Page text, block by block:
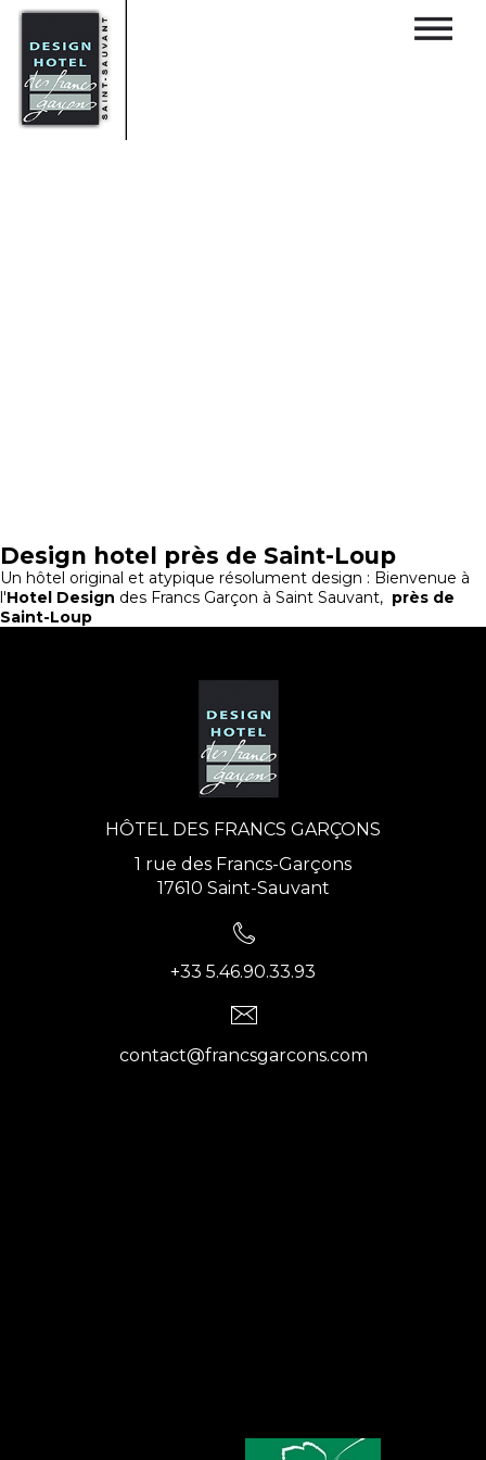
Design hotel près de Saint-Loup
Un hôtel original et atypique résolument design : Bienvenue à
l'Hotel Design des Francs Garçon à Saint Sauvant, près de
Saint-Loup
HÔTEL DES FRANCS GARÇONS
1 rue des Francs-Garçons
17610 Saint-Sauvant
+33 5.46.90.33.93
contact@francsgarcons.com